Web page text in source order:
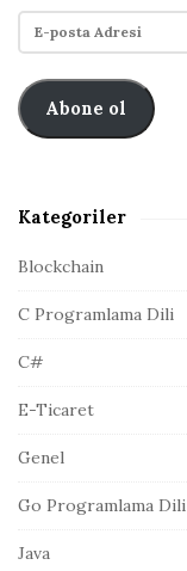
d
e
b
a
r
E
-
o
s
A
r
s
Abone ol
Kategoriler
Blockchain
C Programlama Dili
C#
E-Ticaret
Genel
Go Programlama Dili
Java